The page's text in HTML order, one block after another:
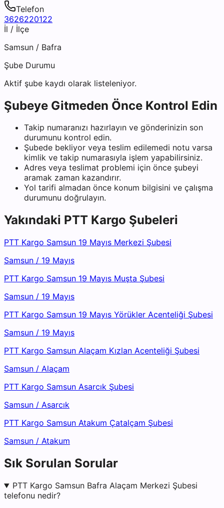
Telefon
3626220122
İl / İlçe
Samsun / Bafra
Şube Durumu
Aktif şube kaydı olarak listeleniyor.
Şubeye Gitmeden Önce Kontrol Edin
Takip numaranızı hazırlayın ve gönderinizin son
durumunu kontrol edin.
Şubede bekliyor veya teslim edilemedi notu varsa
kimlik ve takip numarasıyla işlem yapabilirsiniz.
Adres veya teslimat problemi için önce şubeyi
aramak zaman kazandırır.
Yol tarifi almadan önce konum bilgisini ve çalışma
durumunu doğrulayın.
Yakındaki PTT Kargo Şubeleri
PTT Kargo Samsun 19 Mayıs Merkezi Şubesi
Samsun / 19 Mayıs
PTT Kargo Samsun 19 Mayıs Muşta Şubesi
Samsun / 19 Mayıs
PTT Kargo Samsun 19 Mayıs Yörükler Acenteliği Şubesi
Samsun / 19 Mayıs
PTT Kargo Samsun Alaçam Kızlan Acenteliği Şubesi
Samsun / Alaçam
PTT Kargo Samsun Asarcık Şubesi
Samsun / Asarcık
PTT Kargo Samsun Atakum Çatalçam Şubesi
Samsun / Atakum
Sık Sorulan Sorular
PTT Kargo Samsun Bafra Alaçam Merkezi Şubesi
telefonu nedir?